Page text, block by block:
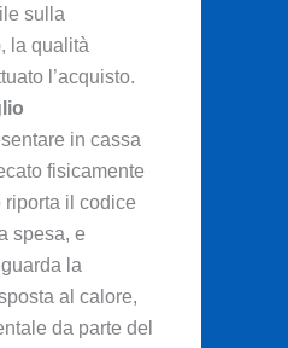
sulla
la qualità
l’acquisto.
in cassa
fisicamente
riporta il codice
spesa, e
la
al calore,
da parte del